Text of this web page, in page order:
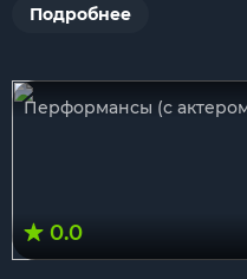
Подробнее
Перформансы (с
0.0